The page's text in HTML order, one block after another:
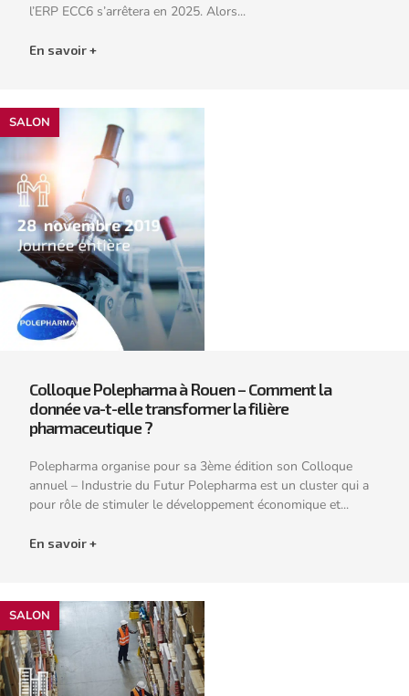
l’ERP ECC6 s’arrêtera en 2025. Alors...
En savoir +
SALON
Colloque Polepharma à Rouen – Comment la
donnée va-t-elle transformer la filière
pharmaceutique ?
Polepharma organise pour sa 3ème édition son Colloque
annuel – Industrie du Futur Polepharma est un cluster qui a
pour rôle de stimuler le développement économique et...
En savoir +
SALON